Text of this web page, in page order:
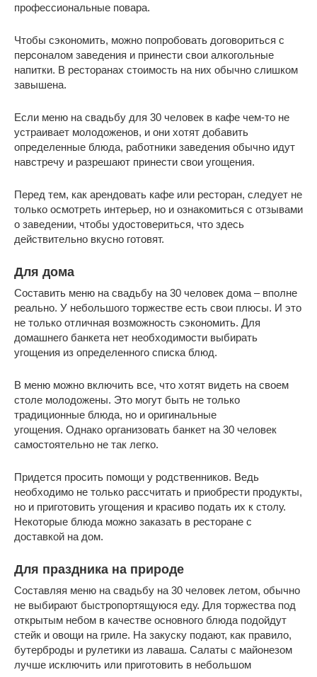
профессиональные повара.
Чтобы сэкономить, можно попробовать договориться с
персоналом заведения и принести свои алкогольные
напитки. В ресторанах стоимость на них обычно слишком
завышена.
Если меню на свадьбу для 30 человек в кафе чем-то не
устраивает молодоженов, и они хотят добавить
определенные блюда, работники заведения обычно идут
навстречу и разрешают принести свои угощения.
Перед тем, как арендовать кафе или ресторан, следует не
только осмотреть интерьер, но и ознакомиться с отзывами
о заведении, чтобы удостовериться, что здесь
действительно вкусно готовят.
Для дома
Составить меню на свадьбу на 30 человек дома – вполне
реально. У небольшого торжестве есть свои плюсы. И это
не только отличная возможность сэкономить. Для
домашнего банкета нет необходимости выбирать
угощения из определенного списка блюд.
В меню можно включить все, что хотят видеть на своем
столе молодожены. Это могут быть не только
традиционные блюда, но и оригинальные
угощения. Однако организовать банкет на 30 человек
самостоятельно не так легко.
Придется просить помощи у родственников. Ведь
необходимо не только рассчитать и приобрести продукты,
но и приготовить угощения и красиво подать их к столу.
Некоторые блюда можно заказать в ресторане с
доставкой на дом.
Для праздника на природе
Составляя меню на свадьбу на 30 человек летом, обычно
не выбирают быстропортящуюся еду. Для торжества под
открытым небом в качестве основного блюда подойдут
стейк и овощи на гриле. На закуску подают, как правило,
бутерброды и рулетики из лаваша. Салаты с майонезом
лучше исключить или приготовить в небольшом